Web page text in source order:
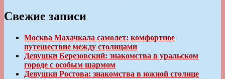
Свежие записи
Москва Махачкала самолет: комфортное
путешествие между столицами
Девушки Березовский: знакомства в уральском
городе с особым шармом
Девушки Ростова: знакомства в южной столице